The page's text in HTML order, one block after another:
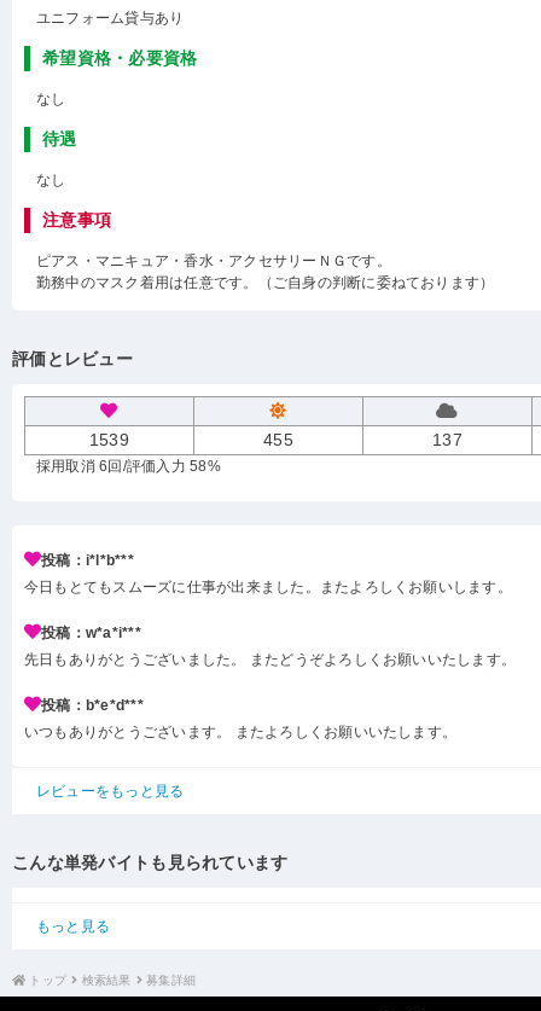
ユニフォーム貸与あり
希望資格・必要資格
なし
待遇
なし
注意事項
ピアス・マニキュア・香水・アクセサリーＮＧです。
勤務中のマスク着用は任意です。（ご自身の判断に委ねております）
評価とレビュー
1539 455 137
採用取消 6回 /評価入力 58%
投稿：i*l*b***
今日もとてもスムーズに仕事が出来ました。またよろしくお願いします。
投稿：w*a*i***
先日もありがとうございました。 またどうぞよろしくお願いいたします。
投稿：b*e*d***
いつもありがとうございます。 またよろしくお願いいたします。
レビューをもっと見る
こんな単発バイトも見られています
もっと見る
トップ 検索結果 募集詳細